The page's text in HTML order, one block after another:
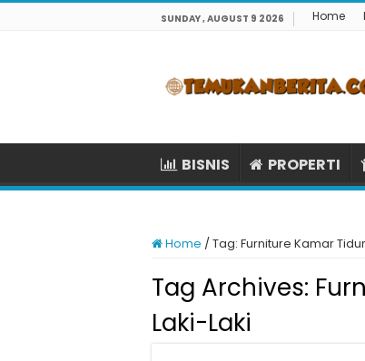
SUNDAY , AUGUST 9 2026 Home
BISNIS PROPERTI
Home /Tag: Furniture Kamar
Tag Archives:
Laki-Laki